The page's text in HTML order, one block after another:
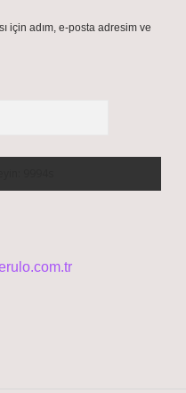
için adım, e-posta adresim ve